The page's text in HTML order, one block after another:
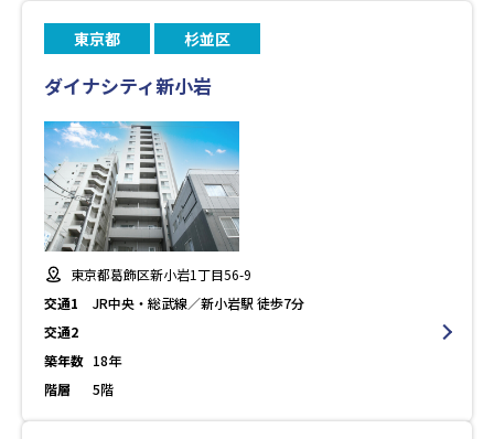
東京都 杉並区
ダイナシティ新小岩
東京都葛飾区新小岩1丁目56-9
交通1
JR中央・総武線／新小岩駅 徒歩7分
交通2
築年数 18年
階層
5階